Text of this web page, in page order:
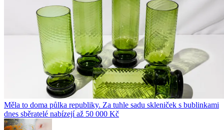
Měla to doma půlka republiky. Za tuhle sadu skleniček s bublinkami
dnes sběratelé nabízejí až 50 000 Kč